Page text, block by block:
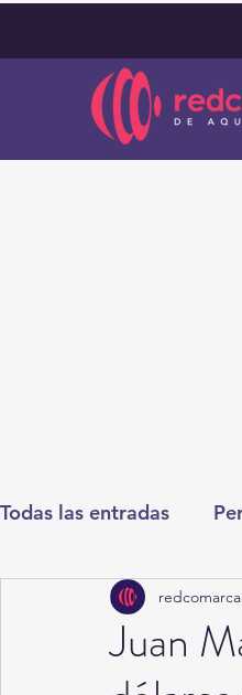
Todas las entradas
Deportes Salud
Round Cero
Juan